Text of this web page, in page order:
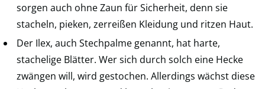
sorgen auch ohne Zaun für Sicherheit, denn sie
stacheln, pieken, zerreißen Kleidung und ritzen Haut.
Der Ilex, auch Stechpalme genannt, hat harte,
stachelige Blätter. Wer sich durch solch eine Hecke
zwängen will, wird gestochen. Allerdings wächst diese